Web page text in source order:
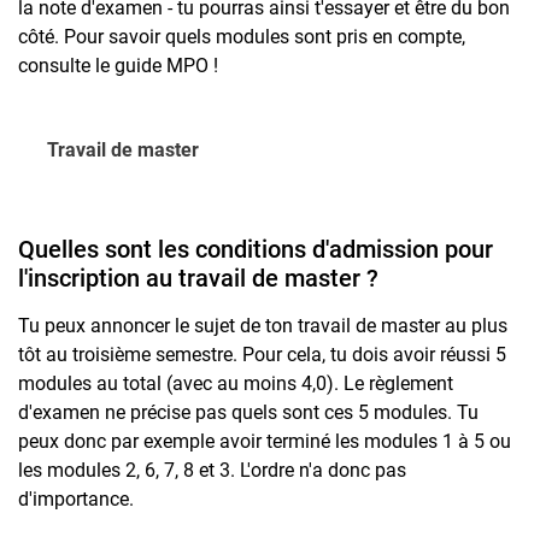
la note d'examen - tu pourras ainsi t'essayer et être du bon
côté. Pour savoir quels modules sont pris en compte,
consulte le guide MPO !
Travail de master
Quelles sont les conditions d'admission pour
l'inscription au travail de master ?
Tu peux annoncer le sujet de ton travail de master au plus
tôt au troisième semestre. Pour cela, tu dois avoir réussi 5
modules au total (avec au moins 4,0). Le règlement
d'examen ne précise pas quels sont ces 5 modules. Tu
peux donc par exemple avoir terminé les modules 1 à 5 ou
les modules 2, 6, 7, 8 et 3. L'ordre n'a donc pas
d'importance.